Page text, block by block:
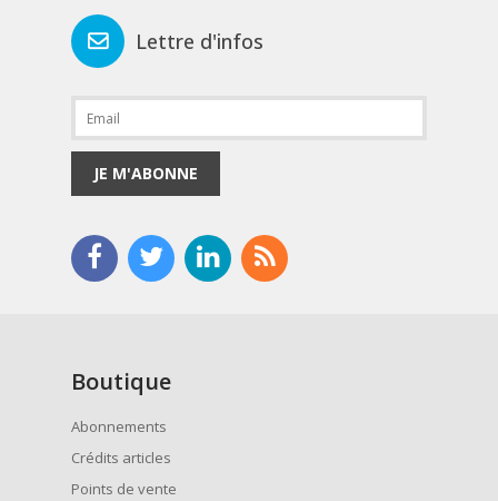
Lettre d'infos
JE M'ABONNE
Boutique
Abonnements
Crédits articles
Points de vente